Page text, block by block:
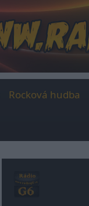
Rocková hudba